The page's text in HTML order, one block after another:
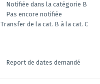
Notifiée dans la catégorie B
Pas encore notifiée
Transfer de la cat. B à la cat. C
Report de dates demandé